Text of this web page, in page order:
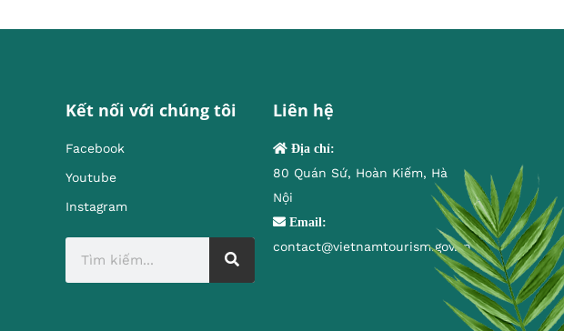
Kết nối với chúng tôi
Facebook
Youtube
Instagram
Liên hệ
Địa chỉ:
80 Quán Sứ, Hoàn Kiếm, Hà
Nội
Email:
contact@vietnamtourism.gov.vn